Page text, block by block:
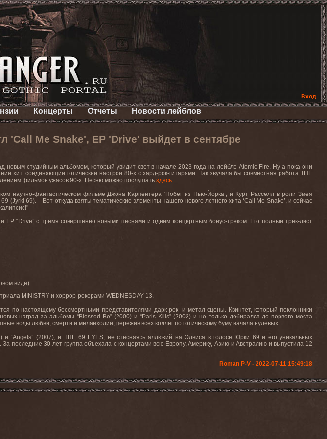
Вход
Концерты Отчеты Новости лейблов
'Call Me Snake', EP 'Drive' выйдет в сентябре
новым студийным альбомом, который увидит свет в начале 2023 года на лейбле Atomic Fire. Ну а пока они
хит, соединяющий готический настрой 80-х с хард-рок-гитарами. Так звучала бы совместная работа THE
фильмов ужасов 90-х. Песню можно послушать здесь.
научно-фантастическом фильме Джона Карпентера ‘Побег из Нью-Йорка’, и Курт Расселл в роли Змея
(Jyrki 69). – Вот откуда взяты тематические элементы нашего нового летнего хита ‘Call Me Snake’, и сейчас
EP “Drive” с тремя совершенно новыми песнями и одним концертным бонус-треком. Его полный трек-лист
виде)
MINISTRY и хоррор-рокерами WEDNESDAY 13.
по-настоящему бессмертными представителями дарк-рок- и метал-сцены. Квинтет, который поклонники
наград за альбомы “Blessed Be” (2000) и “Paris Kills” (2002) и не только добирался до первого места
воды любви, смерти и меланхолии, пережив всех коллег по готическому буму начала нулевых.
и “Angels” (2007), и THE 69 EYES, не стесняясь аллюзий на Элвиса в голосе Юрки 69 и его уникальных
последние 30 лет группа объехала с концертами всю Европу, Америку, Азию и Австралию и выпустила 12
Roman P-V - 2022-07-11 15:49:18